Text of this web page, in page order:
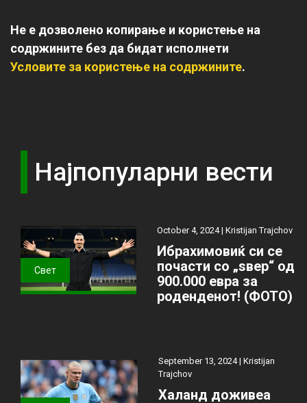
Не е дозволено копирање и користење на
содржините без да бидат исполнети
Условите за користење на содржините.
Најпопуларни вести
Свет
October 4, 2024 |Kristijan Trajchov
Ибрахимовиќ си се
почасти со „ѕвер“ од
900.000 евра за
роденденот! (ФОТО)
September 13, 2024 | Kristijan
Trajchov
Халанд доживеа